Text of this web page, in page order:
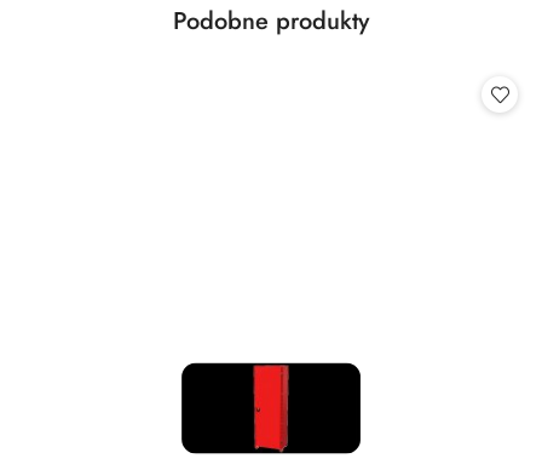
Pomiń karuzelę produktów
Produkty
Podobne produkty